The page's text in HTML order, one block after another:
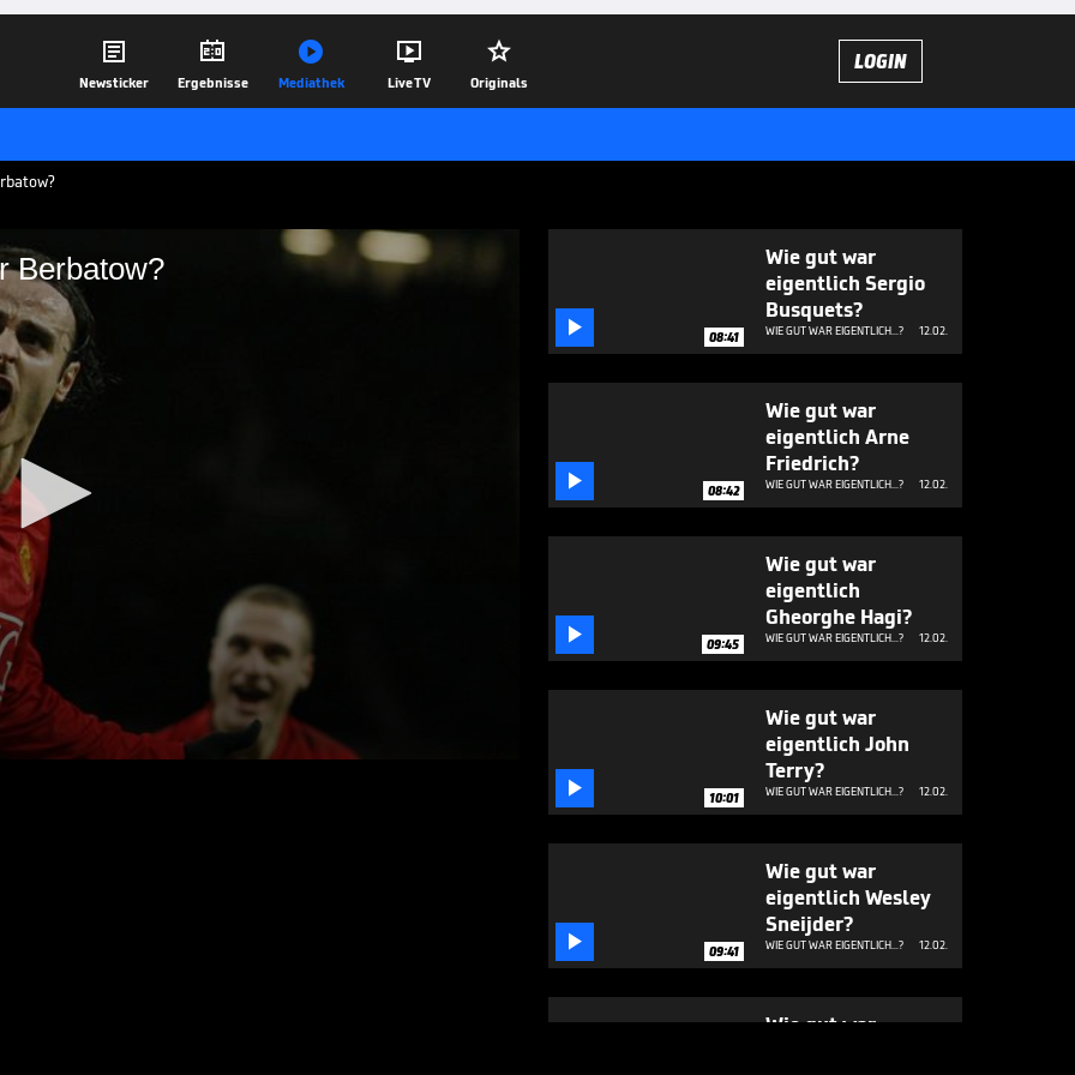

Newsticker

Ergebnisse

Mediathek

Live TV

Originals
LOGIN
Berbatow?
Dimitar Berbatow?
aller Zeiten, ist bei
wurde 7-mal Fußballer des Jahres und
Erfolgen verholfen. Wie gut war
 08:41
Wie gut war
eigentlich Sergio
Busquets?
WIE GUT WAR EIGENTLICH...? 12.02.
 08:42
Wie gut war
eigentlich Arne
Friedrich?
WIE GUT WAR EIGENTLICH...? 12.02.
 09:45
Wie gut war
eigentlich
Gheorghe Hagi?
WIE GUT WAR EIGENTLICH...? 12.02.
 10:01
Wie gut war
eigentlich John
Terry?
WIE GUT WAR EIGENTLICH...? 12.02.
 09:41
Wie gut war
eigentlich Wesley
Sneijder?
WIE GUT WAR EIGENTLICH...? 12.02.
Wie gut war